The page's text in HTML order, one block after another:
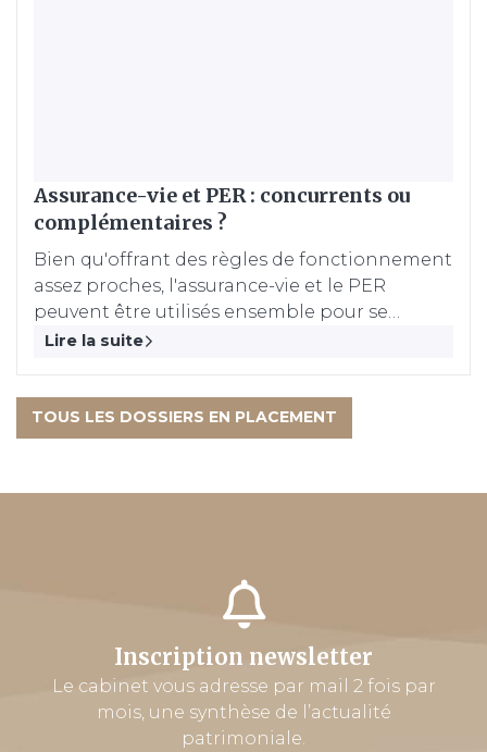
Assurance-vie et PER : concurrents ou
complémentaires ?
Bien qu'offrant des règles de fonctionnement
assez proches, l'assurance-vie et le PER
peuvent être utilisés ensemble pour se
constituer, au long cours, un patrimoine
Lire la suite
TOUS LES DOSSIERS EN PLACEMENT
Inscription newsletter
Le cabinet vous adresse par mail 2 fois par
mois, une synthèse de l’actualité
patrimoniale.